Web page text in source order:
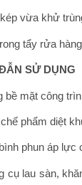
vừa khử
tẩy rửa
SỬ DỤNG
bề mặt công
phẩm diệt
phun áp
cụ lau sàn,